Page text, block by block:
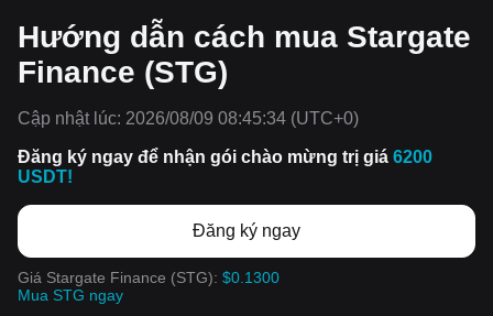
Hướng dẫn cách mua Stargate
Finance (STG)
Cập nhật lúc: 2026/08/09 08:45:34 (UTC+0)
Đăng ký ngay để nhận gói chào mừng trị giá 6200
USDT!
Đăng ký ngay
Giá Stargate Finance (STG): $0.1300
Mua STG ngay